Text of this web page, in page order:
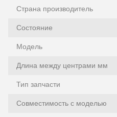
Страна производитель
Состояние
Модель
Длина между центрами мм
Тип запчасти
Совместимость с моделью